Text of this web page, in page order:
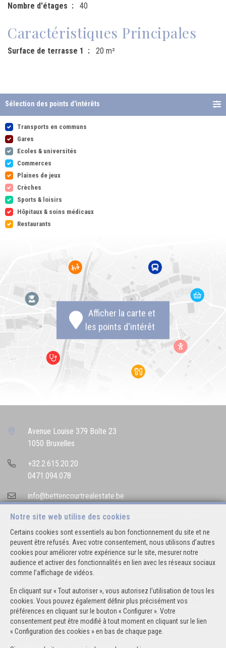
Nombre d'étages
40
Caractéristiques Principales
Surface de terrasse 1 20 m²
Sélection des points d'intérêts
Transports en communs
Gares
Ecoles & universités
Commerces
Plaines de jeux
Crèches
Sports & loisirs
Hôpitaux & soins médicaux
Restaurants
Afficher la carte et
les points d'intérêt
Notre site web utilise des cookies
Certains cookies sont essentiels au bon fonctionnement du site et ne
peuvent être refusés. Avec votre consentement, nous utilisons d’autres
cookies pour améliorer votre expérience sur le site, mesurer notre
audience et activer des fonctionnalités en lien avec les réseaux sociaux
comme l’affichage de vidéos.
En cliquant sur « Tout autoriser », vous autorisez l’utilisation de tous les
cookies. Vous pouvez également définir plus précisément vos
préférences en cliquant sur le bouton « Configurer ». Votre
consentement peut être modifié à tout moment en cliquant sur le lien
« Configuration des cookies » en bas de chaque page.
Avenue Louise 379 Boîte 23
1050 Bruxelles
+32.2.615.20.20
0471.094.078
info@bettencourtrealestate.be
Agent immobilier intermédiaire agréé IPI sous le numéro 507.163 en
N° entreprise : TVA BE 0544.346.974
Instance de contrôle: Institut professionnel des agents immobiliers, rue
du Luxembourg 16B, 1000 Bruxelles (+32 2 505 38 50 - info@ipi.be) -
Soumis aucode déontologique de l’ IPI
RC professionnelle et cautionnement via AXA Belgium SA, Place du Trône
1, 1000 Bruxelles – police n° 730.390.160. Couverture valable pour les
activités réalisées en Belgique
Conditions générales d'utilisation du site
Charte de la protection de la vie privée